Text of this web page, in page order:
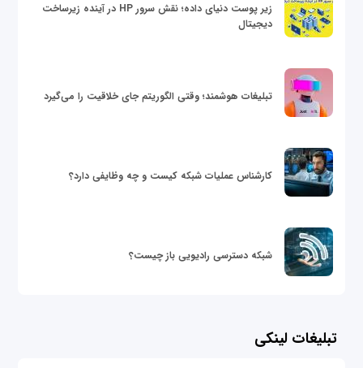
زیر پوست دنیای داده؛ نقش سرور HP در آینده زیرساخت
دیجیتال
تبلیغات هوشمند؛ وقتی الگوریتم جای خلاقیت را می‌گیرد
کارشناس عملیات شبکه کیست و چه وظایفی دارد؟
شبکه دسترسی رادیویی باز چیست؟
تبلیغات لینکی